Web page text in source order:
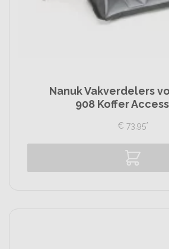
Nanuk Vakverdelers
908 Koffer
€ 73, 95*